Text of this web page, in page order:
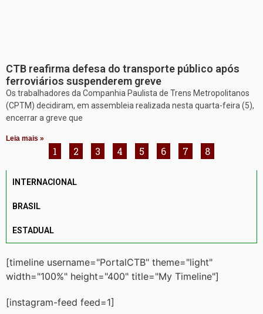
CTB reafirma defesa do transporte público após
ferroviários suspenderem greve
Os trabalhadores da Companhia Paulista de Trens Metropolitanos
(CPTM) decidiram, em assembleia realizada nesta quarta-feira (5),
encerrar a greve que
Leia mais »
1 2 3 4 5 6 7 8
INTERNACIONAL
BRASIL
ESTADUAL
[timeline username="PortalCTB" theme="light"
width="100%" height="400" title="My Timeline"]
[instagram-feed feed=1]